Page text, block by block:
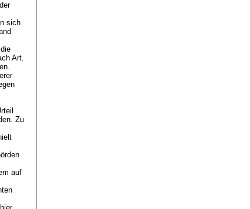
sich
Art.
Zu
auf